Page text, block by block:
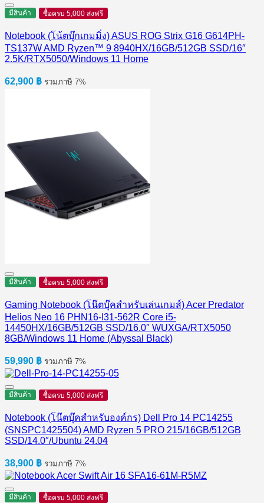
มีสินค้า ซื้อครบ 5,000 ส่งฟรี
Notebook (โน้ตบุ๊กเกมมิ่ง) ASUS ROG Strix G16 G614PH-
TS137W AMD Ryzen™ 9 8940HX/16GB/512GB SSD/16″
2.5K/RTX5050/Windows 11 Home
62,900 ฿ รวมภาษี 7%
มีสินค้า ซื้อครบ 5,000 ส่งฟรี
Gaming Notebook (โน๊ตบุ๊คสำหรับเล่นเกมส์) Acer Predator
Helios Neo 16 PHN16-I31-562R Core i5-
14450HX/16GB/512GB SSD/16.0″ WUXGA/RTX5050
8GB/Windows 11 Home (Abyssal Black)
59,990 ฿ รวมภาษี 7%
มีสินค้า ซื้อครบ 5,000 ส่งฟรี
Notebook (โน๊ตบุ๊คสำหรับองค์กร) Dell Pro 14 PC14255
(SNSPC1425504) AMD Ryzen 5 PRO 215/16GB/512GB
SSD/14.0″/Ubuntu 24.04
38,900 ฿ รวมภาษี 7%
มีสินค้า ซื้อครบ 5,000 ส่งฟรี